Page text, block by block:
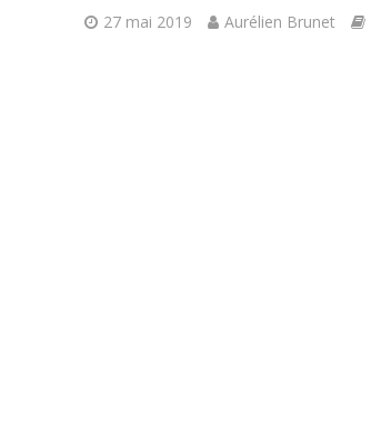
27 mai 2019 Aurélien Brunet